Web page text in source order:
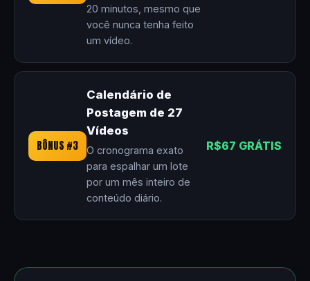
20 minutos, mesmo que
você nunca tenha feito
um vídeo.
BÔNUS #3
Calendário de
Postagem de 27
Vídeos
O cronograma exato
para espalhar um lote
por um mês inteiro de
conteúdo diário.
R$67 GRÁTIS